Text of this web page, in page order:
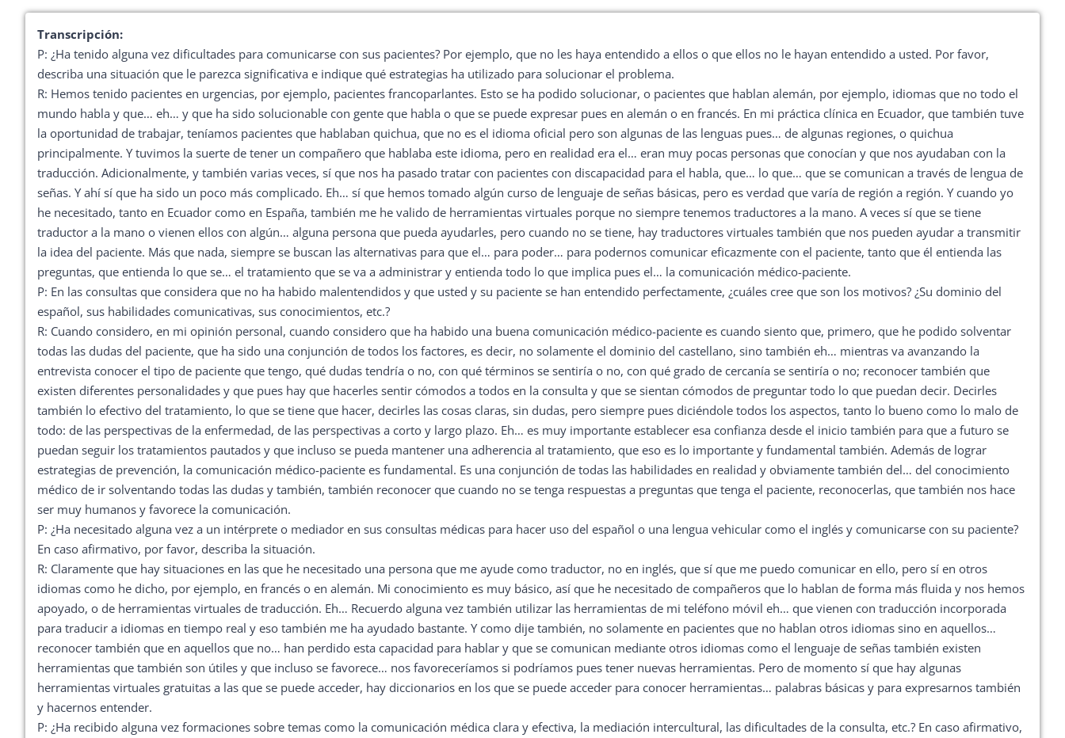
flecha
para
o
disminuir
volumen.
Transcripción:
P: ¿Ha tenido alguna vez dificultades para comunicarse con sus pacientes? Por ejemplo, que no les haya entendido a ellos o que ellos no le hayan entendido a usted. Por favor,
describa una situación que le parezca significativa e indique qué estrategias ha utilizado para solucionar el problema.
R: Hemos tenido pacientes en urgencias, por ejemplo, pacientes francoparlantes. Esto se ha podido solucionar, o pacientes que hablan alemán, por ejemplo, idiomas que no todo el
mundo habla y que… eh… y que ha sido solucionable con gente que habla o que se puede expresar pues en alemán o en francés. En mi práctica clínica en Ecuador, que también tuve
la oportunidad de trabajar, teníamos pacientes que hablaban quichua, que no es el idioma oficial pero son algunas de las lenguas pues… de algunas regiones, o quichua
principalmente. Y tuvimos la suerte de tener un compañero que hablaba este idioma, pero en realidad era el… eran muy pocas personas que conocían y que nos ayudaban con la
traducción. Adicionalmente, y también varias veces, sí que nos ha pasado tratar con pacientes con discapacidad para el habla, que… lo que… que se comunican a través de lengua de
señas. Y ahí sí que ha sido un poco más complicado. Eh… sí que hemos tomado algún curso de lenguaje de señas básicas, pero es verdad que varía de región a región. Y cuando yo
he necesitado, tanto en Ecuador como en España, también me he valido de herramientas virtuales porque no siempre tenemos traductores a la mano. A veces sí que se tiene
traductor a la mano o vienen ellos con algún… alguna persona que pueda ayudarles, pero cuando no se tiene, hay traductores virtuales también que nos pueden ayudar a transmitir
la idea del paciente. Más que nada, siempre se buscan las alternativas para que el… para poder… para podernos comunicar eficazmente con el paciente, tanto que él entienda las
preguntas, que entienda lo que se… el tratamiento que se va a administrar y entienda todo lo que implica pues el… la comunicación médico-paciente.
P: En las consultas que considera que no ha habido malentendidos y que usted y su paciente se han entendido perfectamente, ¿cuáles cree que son los motivos? ¿Su dominio del
español, sus habilidades comunicativas, sus conocimientos, etc.?
R: Cuando considero, en mi opinión personal, cuando considero que ha habido una buena comunicación médico-paciente es cuando siento que, primero, que he podido solventar
todas las dudas del paciente, que ha sido una conjunción de todos los factores, es decir, no solamente el dominio del castellano, sino también eh… mientras va avanzando la
entrevista conocer el tipo de paciente que tengo, qué dudas tendría o no, con qué términos se sentiría o no, con qué grado de cercanía se sentiría o no; reconocer también que
existen diferentes personalidades y que pues hay que hacerles sentir cómodos a todos en la consulta y que se sientan cómodos de preguntar todo lo que puedan decir. Decirles
también lo efectivo del tratamiento, lo que se tiene que hacer, decirles las cosas claras, sin dudas, pero siempre pues diciéndole todos los aspectos, tanto lo bueno como lo malo de
todo: de las perspectivas de la enfermedad, de las perspectivas a corto y largo plazo. Eh… es muy importante establecer esa confianza desde el inicio también para que a futuro se
puedan seguir los tratamientos pautados y que incluso se pueda mantener una adherencia al tratamiento, que eso es lo importante y fundamental también. Además de lograr
estrategias de prevención, la comunicación médico-paciente es fundamental. Es una conjunción de todas las habilidades en realidad y obviamente también del… del conocimiento
médico de ir solventando todas las dudas y también, también reconocer que cuando no se tenga respuestas a preguntas que tenga el paciente, reconocerlas, que también nos hace
ser muy humanos y favorece la comunicación.
P: ¿Ha necesitado alguna vez a un intérprete o mediador en sus consultas médicas para hacer uso del español o una lengua vehicular como el inglés y comunicarse con su paciente?
En caso afirmativo, por favor, describa la situación.
R: Claramente que hay situaciones en las que he necesitado una persona que me ayude como traductor, no en inglés, que sí que me puedo comunicar en ello, pero sí en otros
idiomas como he dicho, por ejemplo, en francés o en alemán. Mi conocimiento es muy básico, así que he necesitado de compañeros que lo hablan de forma más fluida y nos hemos
apoyado, o de herramientas virtuales de traducción. Eh… Recuerdo alguna vez también utilizar las herramientas de mi teléfono móvil eh… que vienen con traducción incorporada
para traducir a idiomas en tiempo real y eso también me ha ayudado bastante. Y como dije también, no solamente en pacientes que no hablan otros idiomas sino en aquellos…
reconocer también que en aquellos que no… han perdido esta capacidad para hablar y que se comunican mediante otros idiomas como el lenguaje de señas también existen
herramientas que también son útiles y que incluso se favorece… nos favoreceríamos si podríamos pues tener nuevas herramientas. Pero de momento sí que hay algunas
herramientas virtuales gratuitas a las que se puede acceder, hay diccionarios en los que se puede acceder para conocer herramientas… palabras básicas y para expresarnos también
y hacernos entender.
P: ¿Ha recibido alguna vez formaciones sobre temas como la comunicación médica clara y efectiva, la mediación intercultural, las dificultades de la consulta, etc.? En caso afirmativo,